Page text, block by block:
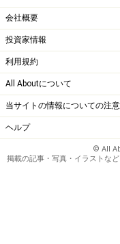
いる
とはいえ、実際に成
す。彼らが輝いて見
こで勝負しているか
ば、それをどう表
す。
サッカー選手にお笑
いでしょう。やはり
会社概要
投資家情報
利用規約
All Aboutについて
当サイトの情報についての注意
ヘルプ
© All
掲載の記事・写真・イラストな